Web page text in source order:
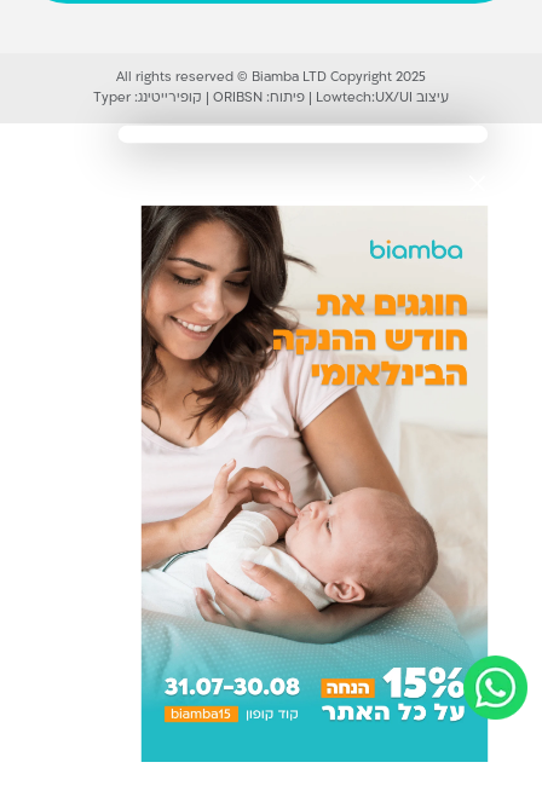
All rights reserved © Biamba LTD Copyright 2025
עיצוב UX/UI:
Lowtech פיתוח: ORIBSN קופירייטינג: Typer